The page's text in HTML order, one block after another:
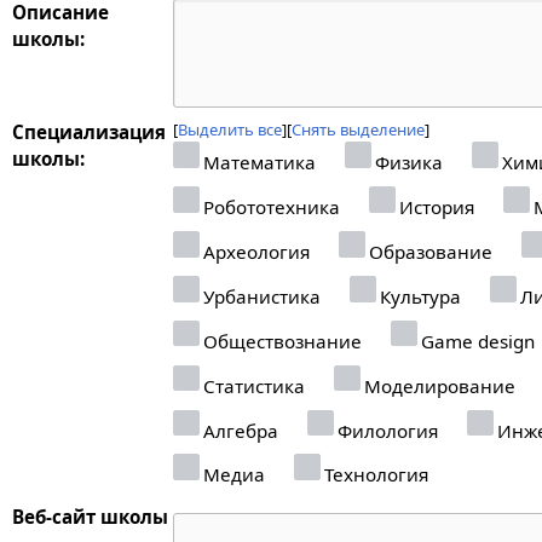
Описание
школы:
Специализация
школы:
Выделить все Снять выделение
Математика Физика
Робототехника
История
Археология
Образование
Урбанистика
Культура
Обществознание
Game design
Статистика
Моделирование
Алгебра
Филология
Медиа
Технология
Веб-сайт школы